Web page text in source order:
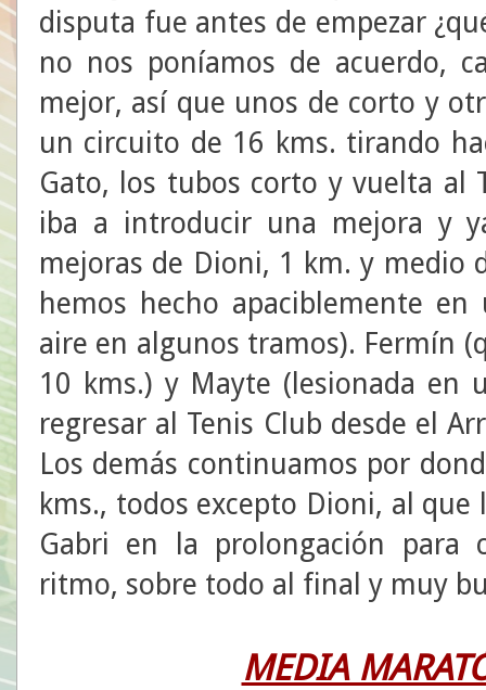
disputa fue antes de empezar
no nos poníamos de acuerdo,
mejor, así que unos de corto y
un circuito de 16 kms. tirando
Gato, los tubos corto y vuelta al
iba a introducir una mejora y
mejoras de Dioni, 1 km. y medio
hemos hecho apaciblemente
aire en algunos tramos). Fermín
10 kms.) y Mayte (lesionada en
regresar al Tenis Club desde el
Los demás continuamos por
kms., todos excepto Dioni, al
Gabri en la prolongación para
ritmo, sobre todo al final y muy
MEDIA